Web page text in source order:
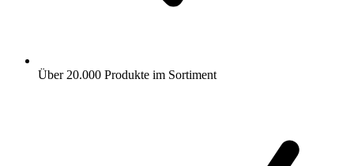
Über 20.000 Produkte im Sortiment